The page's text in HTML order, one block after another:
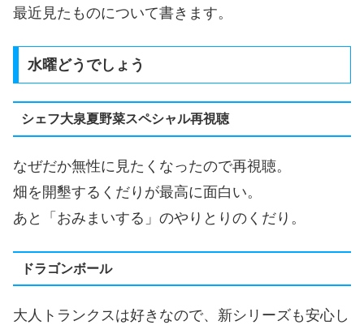
最近見たものについて書きます。
水曜どうでしょう
シェフ大泉夏野菜スペシャル再視聴
なぜだか無性に見たくなったので再視聴。
畑を開墾するくだりが最高に面白い。
あと「おみまいする」のやりとりのくだり。
ドラゴンボール
大人トランクスは好きなので、新シリーズも安心し